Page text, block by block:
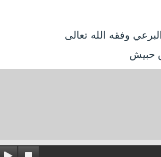
وفقه الله تعالى
حبيش